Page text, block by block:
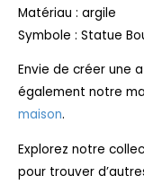
Matériau : argile
Symbole : Statue
Envie de créer une
également notre
maison.
Explorez notre
pour trouver